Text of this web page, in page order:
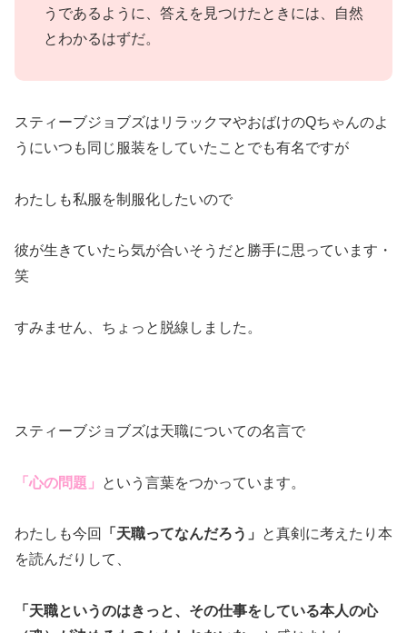
うであるように、答えを見つけたときには、自然
とわかるはずだ。
スティーブジョブズはリラックマやおばけのQちゃんのよ
うにいつも同じ服装をしていたことでも有名ですが
わたしも私服を制服化したいので
彼が生きていたら気が合いそうだと勝手に思っています・
笑
すみません、ちょっと脱線しました。
スティーブジョブズは天職についての名言で
「心の問題」 という言葉をつかっています。
わたしも今回 「天職ってなんだろう」
と真剣に考えたり本
を読んだりして、
「天職というのはきっと、その仕事をしている本人の心